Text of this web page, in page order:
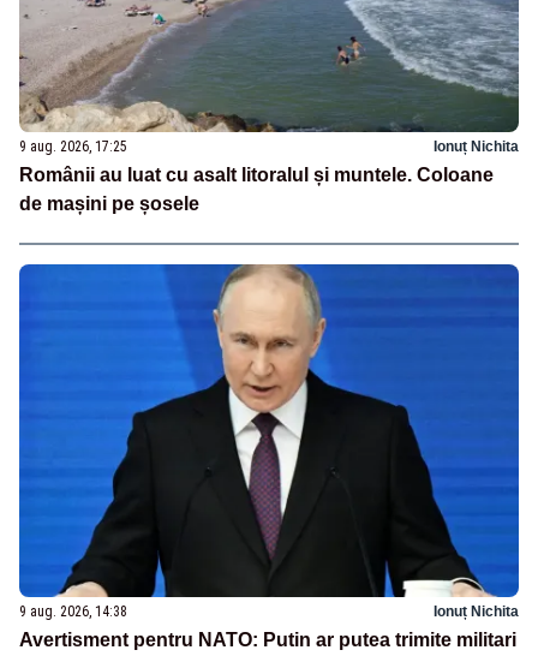
9 aug. 2026, 17:25 Ionuț Nichita
Românii au luat cu asalt litoralul și muntele. Coloane
de mașini pe șosele
9 aug. 2026, 14:38 Ionuț Nichita
Avertisment pentru NATO: Putin ar putea trimite militari